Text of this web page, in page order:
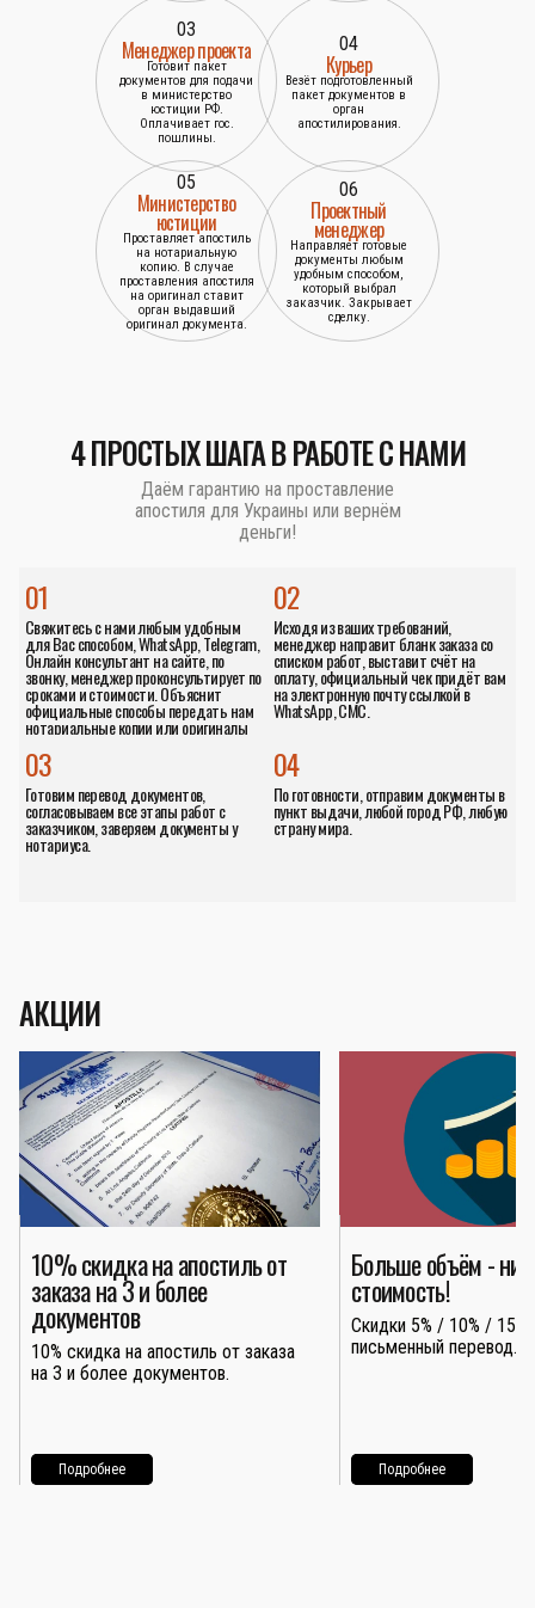
03
Менеджер проекта
Готовит пакет
документов для подачи
в министерство
юстиции РФ.
Оплачивает гос.
пошлины.
04
Курьер
Везёт подготовленный
пакет документов в
орган
апостилирования.
05
Министерство
юстиции
Проставляет апостиль
на нотариальную
копию. В случае
проставления апостиля
на оригинал ставит
орган выдавший
оригинал документа.
06
Проектный
менеджер
Направляет готовые
документы любым
удобным способом,
который выбрал
заказчик. Закрывает
сделку.
4 ПРОСТЫХ ШАГА В РАБОТЕ С НАМИ
Даём гарантию на проставление
апостиля для Украины или вернём
деньги!
01
Свяжитесь с нами любым удобным
для Вас способом, WhatsApp, Telegram,
Онлайн консультант на сайте, по
звонку, менеджер проконсультирует по
сроками и стоимости. Объяснит
официальные способы передать нам
нотариальные копии или оригиналы
02
Исходя из ваших требований,
менеджер направит бланк заказа со
списком работ, выставит счёт на
оплату, официальный чек придёт вам
на электронную почту ссылкой в
WhatsApp, СМС.
04
По готовности, отправим документы в
пункт выдачи, любой город РФ, любую
страну мира.
03
Готовим перевод документов,
согласовываем все этапы работ с
заказчиком, заверяем документы у
нотариуса.
АКЦИИ
10% скидка на апостиль от
заказа на 3 и более
документов
10% скидка на апостиль от заказа
на 3 и более документов.
Подробнее
Больше объём -
стоимость!
Скидки 5% / 10% / 15%
письменный перевод.
Подробнее